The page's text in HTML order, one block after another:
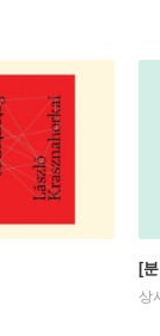
[
상